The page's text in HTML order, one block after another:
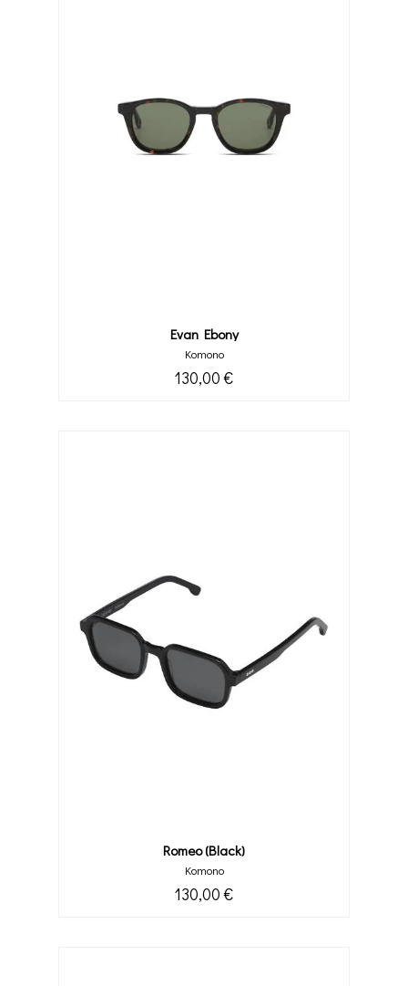
Evan Ebony
Komono
130,00 €
Romeo (black)
Komono
130,00 €